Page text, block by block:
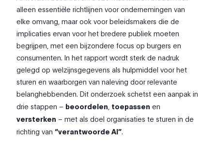
alleen essentiële richtlijnen voor ondernemingen van
elke omvang, maar ook voor beleidsmakers die de
implicaties ervan voor het bredere publiek moeten
begrijpen, met een bijzondere focus op burgers en
consumenten. In het rapport wordt sterk de nadruk
gelegd op welzijnsgegevens als hulpmiddel voor het
sturen en waarborgen van naleving door relevante
belanghebbenden. Dit onderzoek schetst een aanpak in
drie stappen – beoordelen, toepassen en
versterken – met als doel organisaties te sturen in de
richting van“verantwoorde AI”.